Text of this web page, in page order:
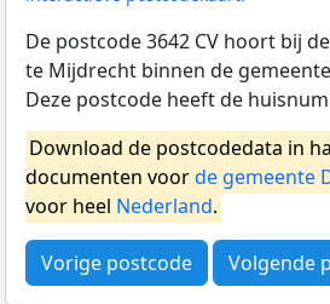
De postcode 3642 CV hoort bij
te Mijdrecht binnen de
Deze postcode heeft de
Download de postcodedata in
documenten voorde gemeente
voor heel Nederland.
Vorige postcode Volgende